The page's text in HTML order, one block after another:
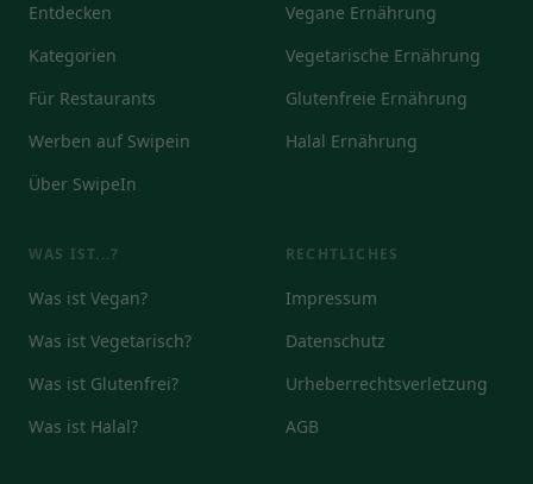
Entdecken
Kategorien
Für Restaurants
Werben auf Swipein
Über SwipeIn
Vegane Ernährung
Vegetarische Ernährung
Glutenfreie Ernährung
Halal Ernährung
WAS IST...?
Was ist Vegan?
Was ist Vegetarisch?
Was ist Glutenfrei?
Was ist Halal?
RECHTLICHES
Impressum
Datenschutz
Urheberrechtsverletzung
AGB